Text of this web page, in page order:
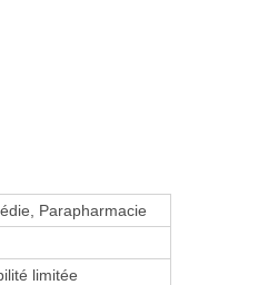
Parapharmacie
limitée